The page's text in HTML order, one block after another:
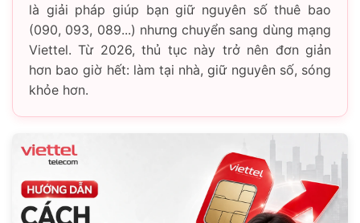
là giải pháp giúp bạn giữ nguyên số thuê bao
(090, 093, 089...) nhưng chuyển sang dùng mạng
Viettel. Từ 2026, thủ tục này trở nên đơn giản
hơn bao giờ hết: làm tại nhà, giữ nguyên số, sóng
khỏe hơn.